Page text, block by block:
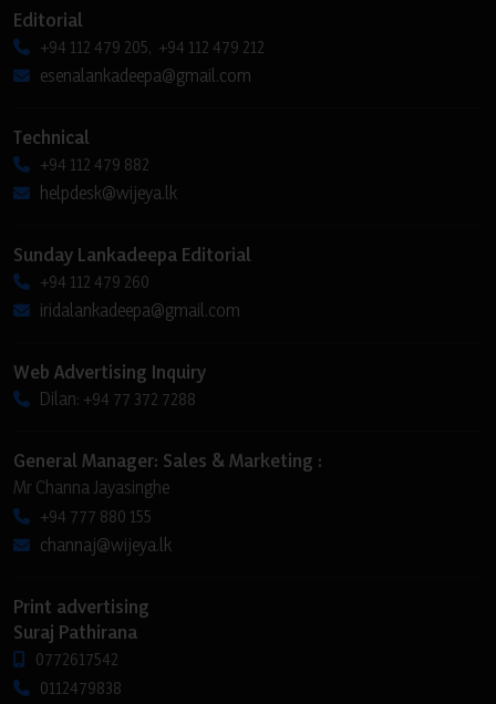
Editorial
+94 112 479 205, +94 112 479 212
esenalankadeepa@gmail.com
Technical
+94 112 479 882
helpdesk@wijeya.lk
Sunday Lankadeepa Editorial
+94 112 479 260
iridalankadeepa@gmail.com
Web Advertising Inquiry
Dilan: +94 77 372 7288
General Manager: Sales & Marketing :
Mr Channa Jayasinghe
+94 777 880 155
channaj@wijeya.lk
Print advertising
Suraj Pathirana
0772617542
0112479838